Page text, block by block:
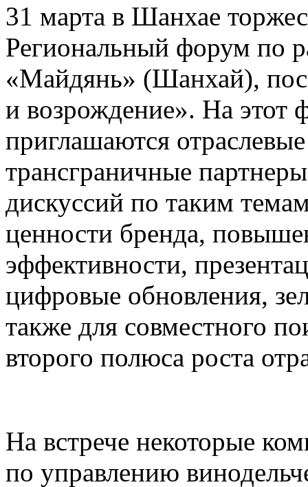
31 марта в Шанхае
Региональный форум по
«Майдянь» (Шанхай),
и возрождение». На этот
приглашаются
трансграничные
дискуссий по таким
ценности бренда,
эффективности,
цифровые обновления,
также для совместного
второго полюса роста
На встрече некоторые
по управлению